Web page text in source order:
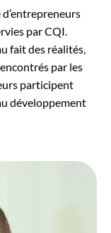
par CQI.
fait des réalités,
par les
participent
développement